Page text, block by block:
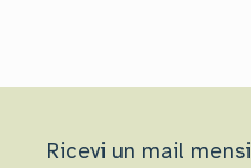
Ricevi un mail